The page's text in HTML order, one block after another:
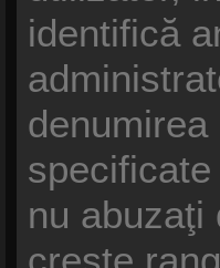
identifică
nu abuzaţi